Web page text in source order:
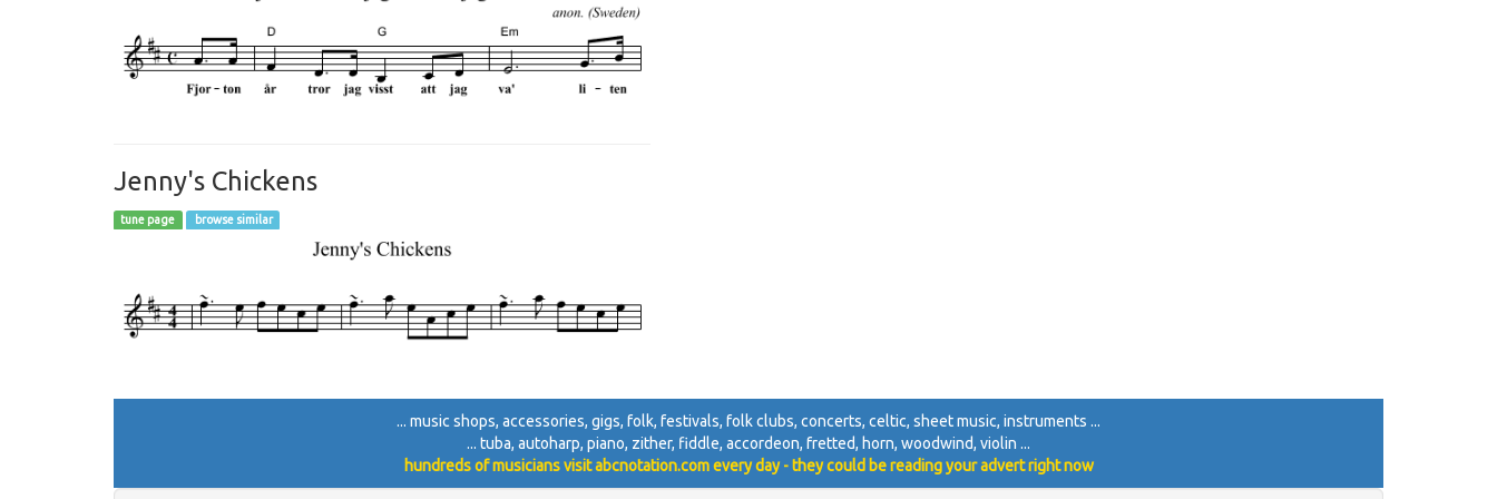
Jenny's Chickens
tune page browse similar
... music shops, accessories, gigs, folk, festivals, folk clubs, concerts, celtic, sheet music, instruments ...
... tuba, autoharp, piano, zither, fiddle, accordeon, fretted, horn, woodwind, violin ...
hundreds of musicians visit abcnotation.com every day - they could be reading your advert right now